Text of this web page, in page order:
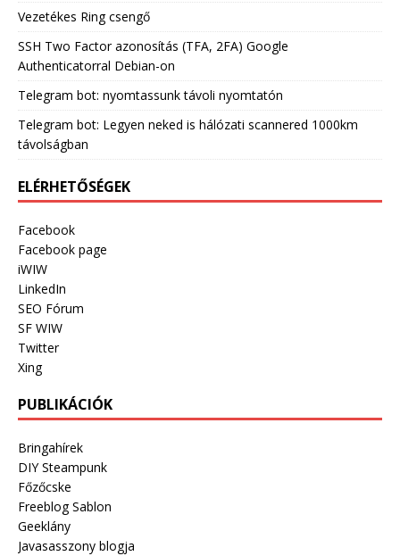
Vezetékes Ring csengő
SSH Two Factor azonosítás (TFA, 2FA) Google
Authenticatorral Debian-on
Telegram bot: nyomtassunk távoli nyomtatón
Telegram bot: Legyen neked is hálózati scannered 1000km
távolságban
ELÉRHETŐSÉGEK
Facebook
Facebook page
iWIW
LinkedIn
SEO Fórum
SF WIW
Twitter
Xing
PUBLIKÁCIÓK
Bringahírek
DIY Steampunk
Főzőcske
Freeblog Sablon
Geeklány
Javasasszony blogja